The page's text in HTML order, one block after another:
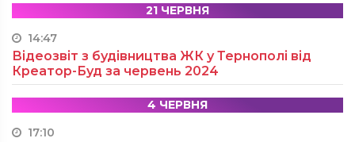
21 ЧЕРВНЯ
14:47
Відеозвіт з будівництва ЖК у Тернополі від
Креатор-Буд за червень 2024
4 ЧЕРВНЯ
17:10